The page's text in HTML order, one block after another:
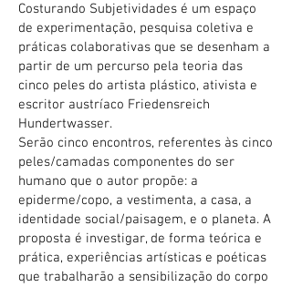
Costurando Subjetividades é um espaço
de experimentação, pesquisa coletiva e
práticas colaborativas que se desenham a
partir de um percurso pela teoria das
cinco peles do artista plástico, ativista e
escritor austríaco Friedensreich
Hundertwasser.
Serão cinco encontros, referentes às cinco
peles/camadas componentes do ser
humano que o autor propõe: a
epiderme/copo, a vestimenta, a casa, a
identidade social/paisagem, e o planeta. A
proposta é investigar, de forma teórica e
prática, experiências artísticas e poéticas
que trabalharão a sensibilização do corpo